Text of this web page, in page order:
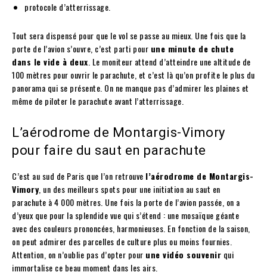
protocole d’atterrissage.
Tout sera dispensé pour que le vol se passe au mieux. Une fois que la
porte de l’avion s’ouvre, c’est parti pour une minute de chute
dans le vide à deux . Le moniteur attend d’atteindre une altitude de
100 mètres pour ouvrir le parachute, et c’est là qu’on profite le plus du
panorama qui se présente. On ne manque pas d’admirer les plaines et
même de piloter le parachute avant l’atterrissage.
L’aérodrome de Montargis-Vimory
pour faire du saut en parachute
C’est au sud de Paris que l’on retrouve l’aérodrome de Montargis-
Vimory , un des meilleurs spots pour une initiation au saut en
parachute à 4 000 mètres. Une fois la porte de l’avion passée, on a
d’yeux que pour la splendide vue qui s’étend : une mosaïque géante
avec des couleurs prononcées, harmonieuses. En fonction de la saison,
on peut admirer des parcelles de culture plus ou moins fournies.
Attention, on n’oublie pas d’opter pour une vidéo souvenir qui
immortalise ce beau moment dans les airs.